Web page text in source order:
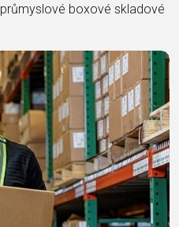
boxové skladové